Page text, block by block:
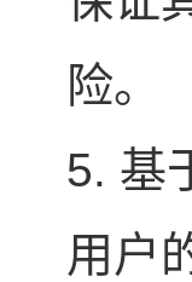
险。
5. 基
用户